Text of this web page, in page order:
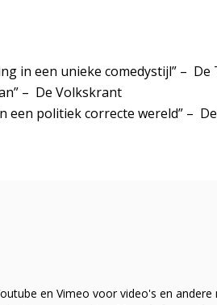
in een unieke comedystijl” –
– De Volkskrant
een politiek correcte wereld” –
en Vimeo voor video's en